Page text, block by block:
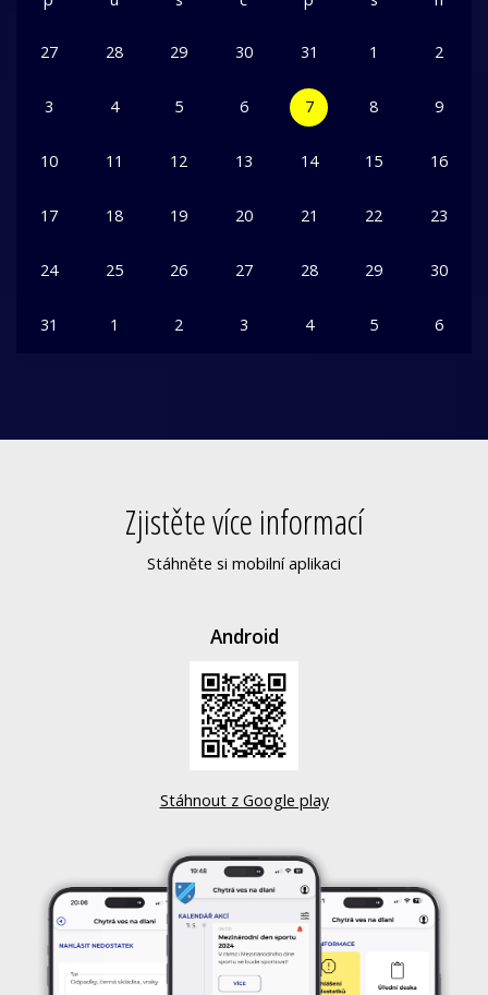
27 28 29 30 31 1 2
3 4 5 6 7 8 9
10 11 12 13 14 15 16
17 18 19 20 21 22 23
24 25 26 27 28 29 30
31 1 2 3 4 5 6
Zjistěte více informací
Stáhněte si mobilní aplikaci
Android
Stáhnout z Google play